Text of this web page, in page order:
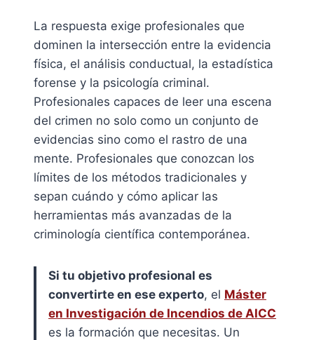
La respuesta exige profesionales que
dominen la intersección entre la evidencia
física, el análisis conductual, la estadística
forense y la psicología criminal.
Profesionales capaces de leer una escena
del crimen no solo como un conjunto de
evidencias sino como el rastro de una
mente. Profesionales que conozcan los
límites de los métodos tradicionales y
sepan cuándo y cómo aplicar las
herramientas más avanzadas de la
criminología científica contemporánea.
Si tu objetivo profesional es
convertirte en ese experto, el Máster
en Investigación de Incendios de AICC
es la formación que necesitas. Un